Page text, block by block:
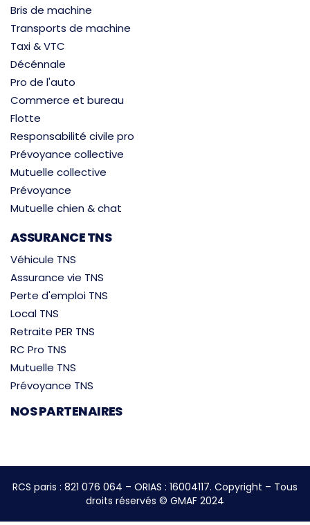
Bris de machine
Transports de machine
Taxi & VTC
Décénnale
Pro de l'auto
Commerce et bureau
Flotte
Responsabilité civile pro
Prévoyance collective
Mutuelle collective
Prévoyance
Mutuelle chien & chat
ASSURANCE TNS
Véhicule TNS
Assurance vie TNS
Perte d'emploi TNS
Local TNS
Retraite PER TNS
RC Pro TNS
Mutuelle TNS
Prévoyance TNS
NOS PARTENAIRES
RCS paris : 821 076 064 – ORIAS : 16004117. Copyright – Tous
droits réservés © GMAF 2024